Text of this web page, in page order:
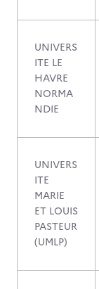
UNIVERS
ITE LE
HAVRE
NORMA
NDIE
UNIVERS
ITE
MARIE
ET LOUIS
PASTEUR
(UMLP)